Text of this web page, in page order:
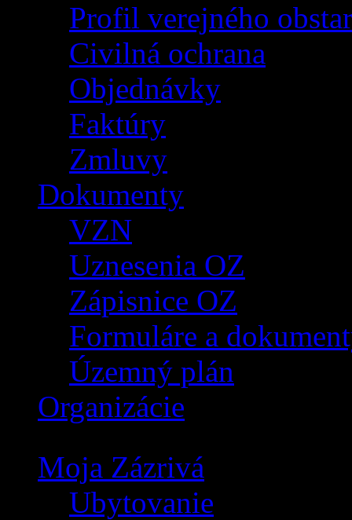
Profil verejného
Civilná ochrana
Objednávky
Faktúry
Zmluvy
Dokumenty
VZN
Uznesenia OZ
Zápisnice OZ
Formuláre a
Územný plán
Organizácie
Moja Zázrivá
Ubytovanie